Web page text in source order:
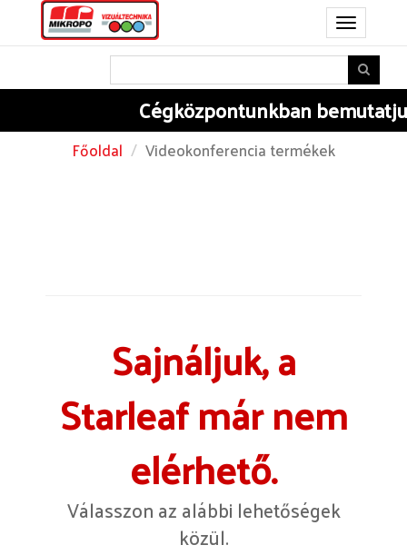
Toggle
navigation
Cégközpontunkbanbemutatjuk
Főoldal Videokonferencia termékek
Sajnáljuk, a
Starleaf már nem
elérhető.
Válasszon az alábbi lehetőségek
közül.